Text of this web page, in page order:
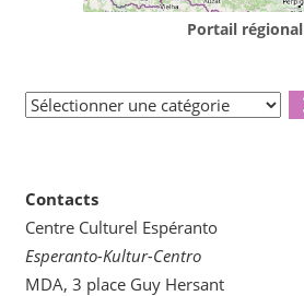
Portail régional
Sélectionner
Contacts
Centre Culturel Espéranto
Esperanto-Kultur-Centro
MDA, 3 place Guy Hersant